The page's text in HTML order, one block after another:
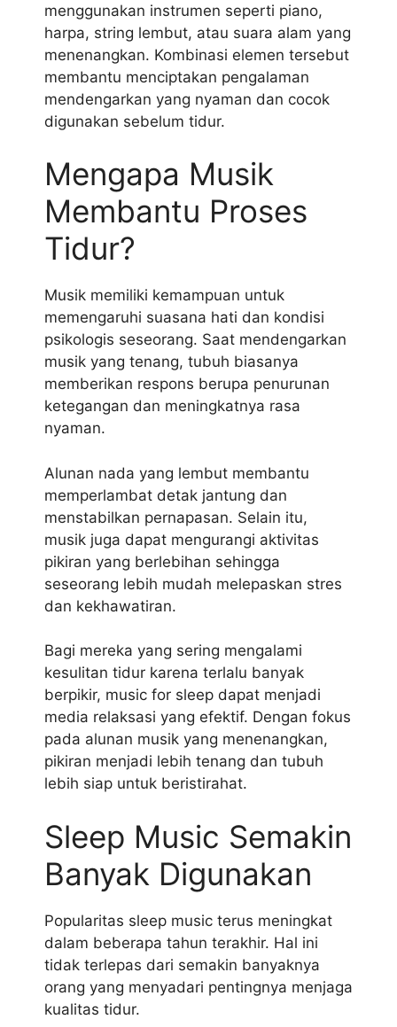
menggunakan instrumen seperti piano,
harpa, string lembut, atau suara alam yang
menenangkan. Kombinasi elemen tersebut
membantu menciptakan pengalaman
mendengarkan yang nyaman dan cocok
digunakan sebelum tidur.
Mengapa Musik
Membantu Proses
Tidur?
Musik memiliki kemampuan untuk
memengaruhi suasana hati dan kondisi
psikologis seseorang. Saat mendengarkan
musik yang tenang, tubuh biasanya
memberikan respons berupa penurunan
ketegangan dan meningkatnya rasa
nyaman.
Alunan nada yang lembut membantu
memperlambat detak jantung dan
menstabilkan pernapasan. Selain itu,
musik juga dapat mengurangi aktivitas
pikiran yang berlebihan sehingga
seseorang lebih mudah melepaskan stres
dan kekhawatiran.
Bagi mereka yang sering mengalami
kesulitan tidur karena terlalu banyak
berpikir, music for sleep dapat menjadi
media relaksasi yang efektif. Dengan fokus
pada alunan musik yang menenangkan,
pikiran menjadi lebih tenang dan tubuh
lebih siap untuk beristirahat.
Sleep Music Semakin
Banyak Digunakan
Popularitas sleep music terus meningkat
dalam beberapa tahun terakhir. Hal ini
tidak terlepas dari semakin banyaknya
orang yang menyadari pentingnya menjaga
kualitas tidur.